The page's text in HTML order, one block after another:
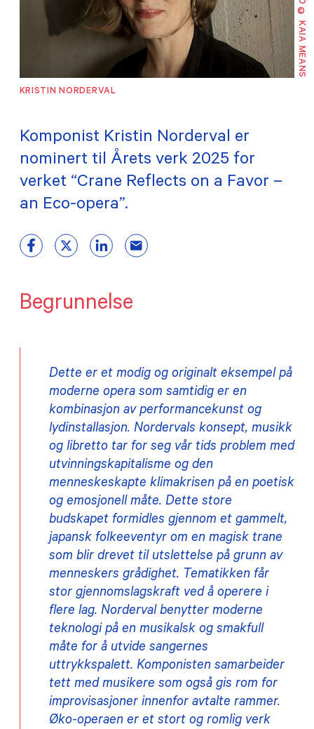
FOTO © KAIA MEANS
KRISTIN NORDERVAL
Komponist Kristin Norderval er
nominert til Årets verk 2025 for
verket “Crane Reflects on a Favor –
an Eco-opera”.
Begrunnelse
Dette er et modig og originalt eksempel på
moderne opera som samtidig er en
kombinasjon av performancekunst og
lydinstallasjon. Nordervals konsept, musikk
og libretto tar for seg vår tids problem med
utvinningskapitalisme og den
menneskeskapte klimakrisen på en poetisk
og emosjonell måte. Dette store
budskapet formidles gjennom et gammelt,
japansk folkeeventyr om en magisk trane
som blir drevet til utslettelse på grunn av
menneskers grådighet. Tematikken får
stor gjennomslagskraft ved å operere i
flere lag. Norderval benytter moderne
teknologi på en musikalsk og smakfull
måte for å utvide sangernes
uttrykkspalett. Komponisten samarbeider
tett med musikere som også gis rom for
improvisasjoner innenfor avtalte rammer.
Øko-operaen er et stort og romlig verk